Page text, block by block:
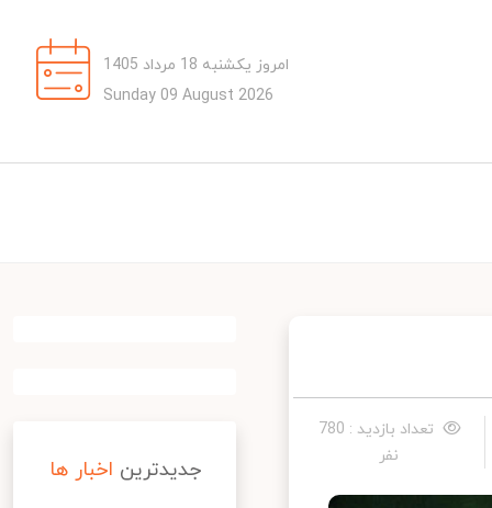
امروز یکشنبه 18 مرداد 1405
Sunday 09 August 2026
تعداد بازدید : 780
نفر
جدیدترین اخبار ها